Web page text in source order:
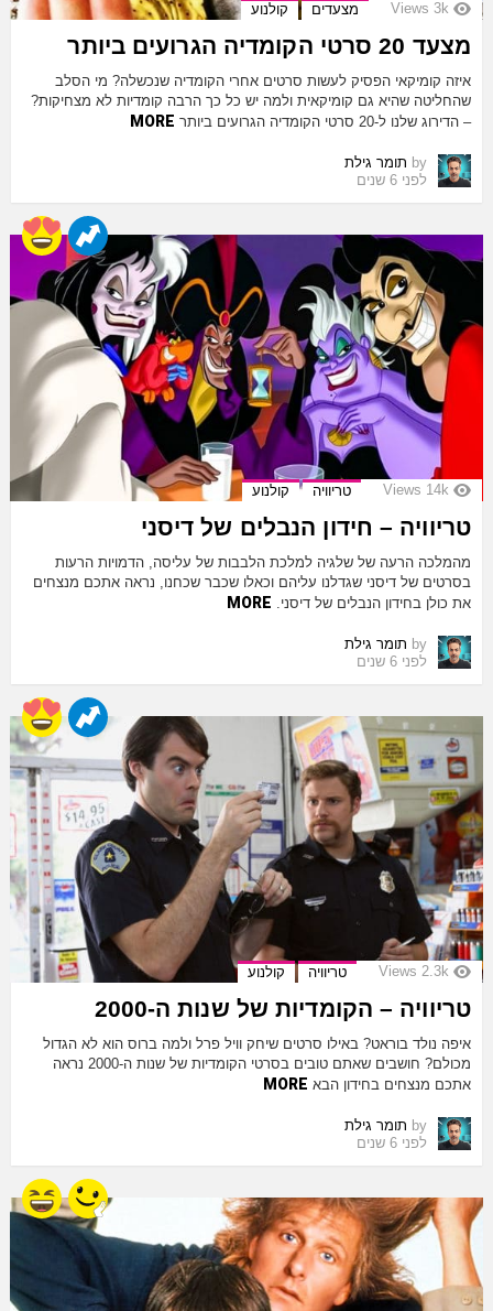
3k
Views מצעדים קולנוע
מצעד 20 סרטי הקומדיה הגרועים ביותר
איזה קומיקאי הפסיק לעשות סרטים אחרי הקומדיה שנכשלה? מי הסלב
שהחליטה שהיא גם קומיקאית ולמה יש כל כך הרבה קומדיות לא מצחיקות?
– הדירוג שלנו ל-20 סרטי הקומדיה הגרועים ביותר
MORE
by תומר גילת
לפני 6 שנים
14k
Views טריוויה קולנוע
טריוויה – חידון הנבלים של דיסני
מהמלכה הרעה של שלגיה למלכת הלבבות של עליסה, הדמויות הרעות
בסרטים של דיסני שגדלנו עליהם וכאלו שכבר שכחנו, נראה אתכם מנצחים
את כולן בחידון הנבלים של דיסני. MORE
by תומר גילת
לפני 6 שנים
2.3k
Views טריוויה קולנוע
טריוויה – הקומדיות של שנות ה-2000
איפה נולד בוראט? באילו סרטים שיחק וויל פרל ולמה ברוס הוא לא הגדול
מכולם? חושבים שאתם טובים בסרטי הקומדיות של שנות ה-2000 נראה
אתכם מנצחים בחידון הבא MORE
by תומר גילת
לפני 6 שנים